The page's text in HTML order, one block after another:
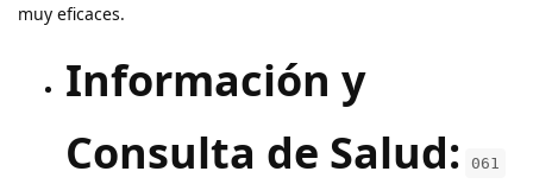
muy eficaces.
Información y
Consulta de Salud:
061